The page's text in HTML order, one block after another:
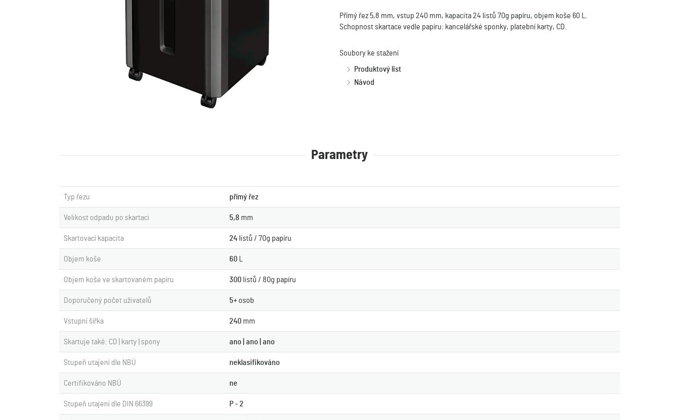
Přímý řez 5,8 mm, vstup 240 mm, kapacita 24 listů 70g papíru, objem koše 60 L.
Schopnost skartace vedle papíru: kancelářské sponky, platební karty, CD.
Soubory ke stažení
Produktový list
Návod
Parametry
Typ řezu přímý řez
Velikost odpadu po skartaci 5,8 mm
Skartovací kapacita 24 listů / 70g papíru
Objem koše 60
Objem koše ve skartovaném papíru 300 listů / 80g papíru
Doporučený počet uživatelů 5+ osob
Vstupní šířka 240 mm
Skartuje také: CD | karty | spony ano | ano | ano
Stupeň utajení dle NBÚ neklasifikováno
Certifikováno NBÚ ne
Stupeň utajení dle DIN 66399 P - 2